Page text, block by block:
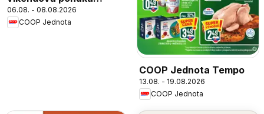
Trnava
06.08. - 08.08.2026
COOP Jednota
COOP Jednota Tempo
13.08. - 19.08.2026
COOP Jednota